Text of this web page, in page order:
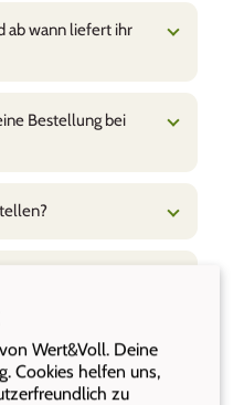
Wert&Voll. Deine
Cookies helfen uns,
zu
ab wann liefert ihr
Bestellung bei
zurückgeben,